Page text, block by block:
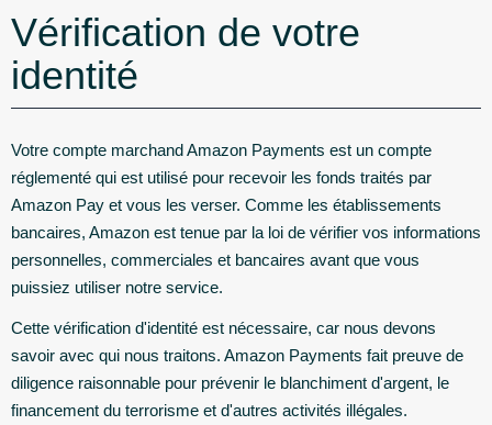
Vérification de votre
identité
Votre compte marchand Amazon Payments est un compte
réglementé qui est utilisé pour recevoir les fonds traités par
Amazon Pay et vous les verser. Comme les établissements
bancaires, Amazon est tenue par la loi de vérifier vos informations
personnelles, commerciales et bancaires avant que vous
puissiez utiliser notre service.
Cette vérification d'identité est nécessaire, car nous devons
savoir avec qui nous traitons. Amazon Payments fait preuve de
diligence raisonnable pour prévenir le blanchiment d'argent, le
financement du terrorisme et d'autres activités illégales.